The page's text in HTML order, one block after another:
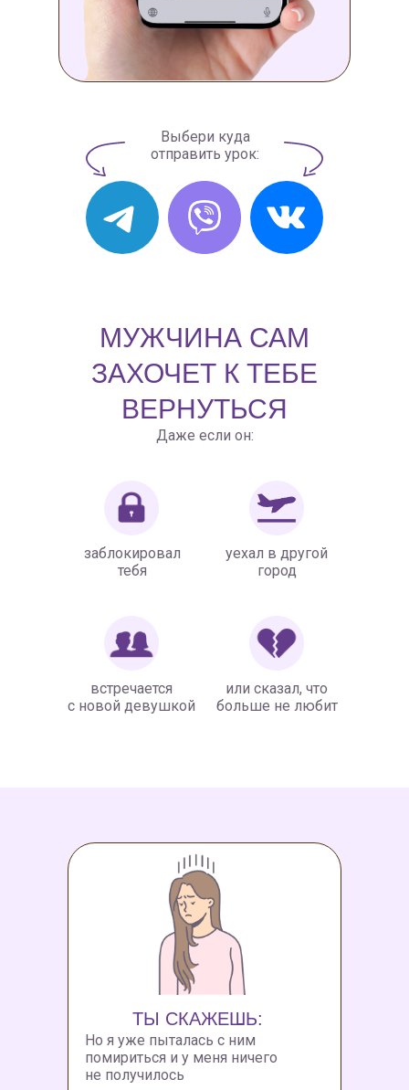
Выбери куда
отправить урок:
МУЖЧИНА САМ
ЗАХОЧЕТ К ТЕБЕ
ВЕРНУТЬСЯ
Даже если он:
заблокировал
тебя
уехал в другой
город
встречается
с новой девушкой
или сказал, что
больше не любит
ТЫ СКАЖЕШЬ:
Но я уже пыталась с ним
помириться и у меня ничего
не получилось